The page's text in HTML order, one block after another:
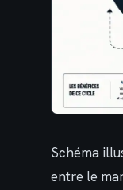
Schéma
entre le